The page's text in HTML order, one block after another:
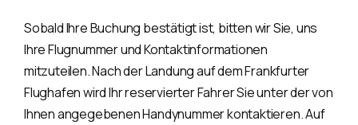
Sobald Ihre Buchung bestätigt ist, bitten wir Sie, uns
Ihre Flugnummer und Kontaktinformationen
mitzuteilen. Nach der Landung auf dem Frankfurter
Flughafen wird Ihr reservierter Fahrer Sie unter der von
Ihnen angegebenen Handynummer kontaktieren. Auf